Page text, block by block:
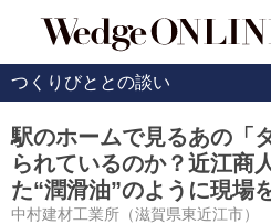
つくりびととの談い
駅のホームで見るあの「
られているのか？近江商
た“潤滑油”のように現場
中村建材工業所（滋賀県東近江市）